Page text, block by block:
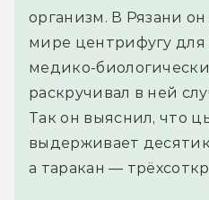
организм. В Рязани
мире центрифугу
медико-
раскручивал в ней
Так он выяснил, что
выдерживает
а таракан —